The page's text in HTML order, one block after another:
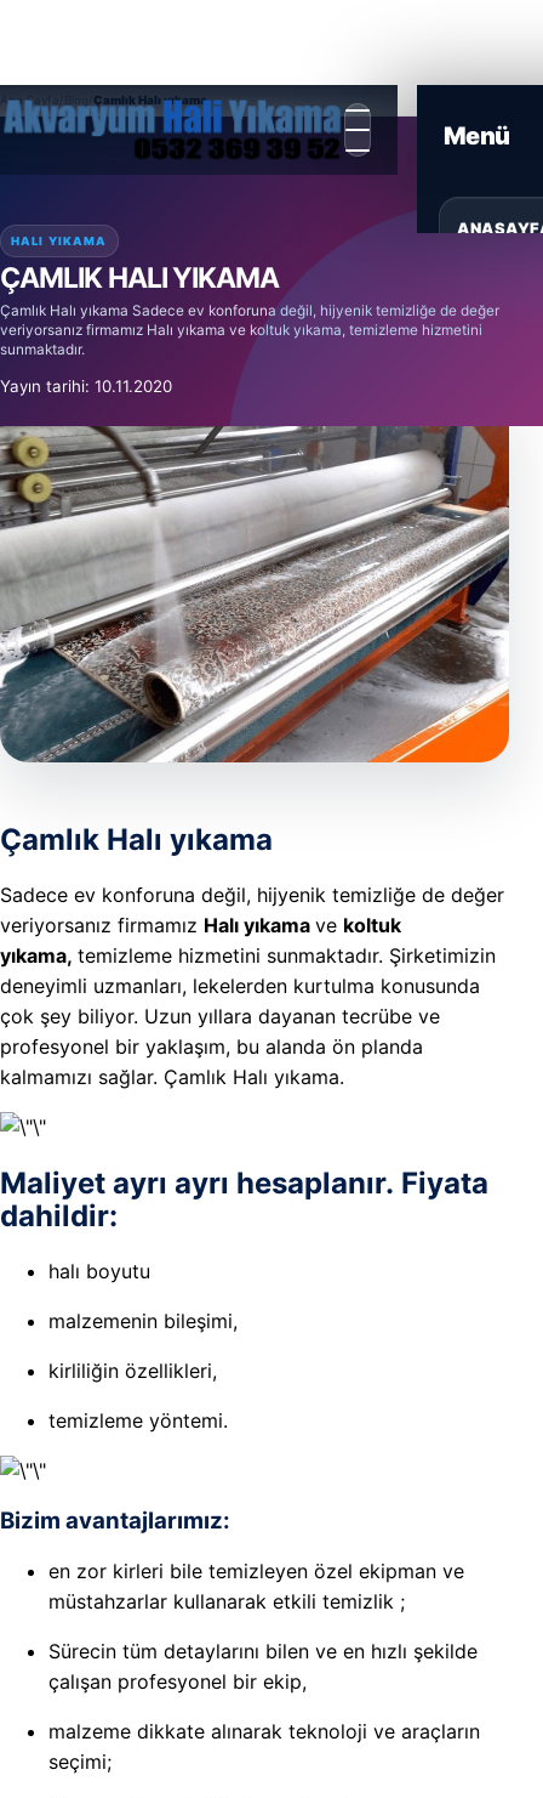
GALERI
İLETIŞIM
Ana Sayfa Çamlık Halı yıkama
HALI YIKAMA
ÇAMLIK HALI YIKAMA
Çamlık Halı yıkama Sadece ev konforuna değil, hijyenik temizliğe de değer
veriyorsanız firmamız Halı yıkama ve koltuk yıkama, temizleme hizmetini
sunmaktadır.
Yayın tarihi: 10.11.2020
Çamlık Halı yıkama
Sadece ev konforuna değil, hijyenik temizliğe de değer
veriyorsanız firmamız Halı yıkama ve koltuk
yıkama, temizleme hizmetini sunmaktadır. Şirketimizin
deneyimli uzmanları, lekelerden kurtulma konusunda
çok şey biliyor. Uzun yıllara dayanan tecrübe ve
profesyonel bir yaklaşım, bu alanda ön planda
kalmamızı sağlar. Çamlık Halı yıkama.
Maliyet ayrı ayrı hesaplanır. Fiyata
dahildir:
halı boyutu
malzemenin bileşimi,
kirliliğin özellikleri,
temizleme yöntemi.
Bizim avantajlarımız:
en zor kirleri bile temizleyen özel ekipman ve
müstahzarlar kullanarak etkili temizlik ;
Sürecin tüm detaylarını bilen ve en hızlı şekilde
çalışan profesyonel bir ekip,
malzeme dikkate alınarak teknoloji ve araçların
seçimi;